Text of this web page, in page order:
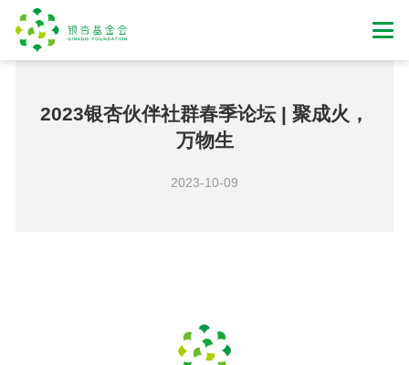
2023银杏伙伴社群春季论坛 | 聚成火，
万物生
2023-10-09